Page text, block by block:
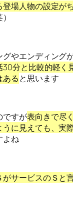
場人物の設定が
グやエンディング
30分と比較的軽く
あると思います
ですが表向きで尽
に見えても、実
よね
がサービスのＳと